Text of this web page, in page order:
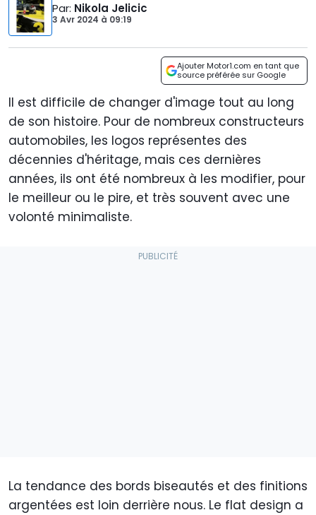
Par: Nikola Jelicic
3 Avr 2024 à 09:19
Ajouter Motor1.com en tant que
source préférée sur Google
Il est difficile de changer d'image tout au long
de son histoire. Pour de nombreux constructeurs
automobiles, les logos représentes des
décennies d'héritage, mais ces dernières
années, ils ont été nombreux à les modifier, pour
le meilleur ou le pire, et très souvent avec une
volonté minimaliste.
La tendance des bords biseautés et des finitions
argentées est loin derrière nous. Le flat design a